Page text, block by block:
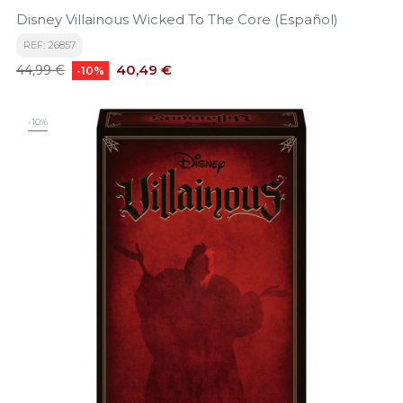
Disney Villainous Wicked To The Core (Español)
REF: 26857
Precio
44,99 € -10% Precio
40,49 €
-10%